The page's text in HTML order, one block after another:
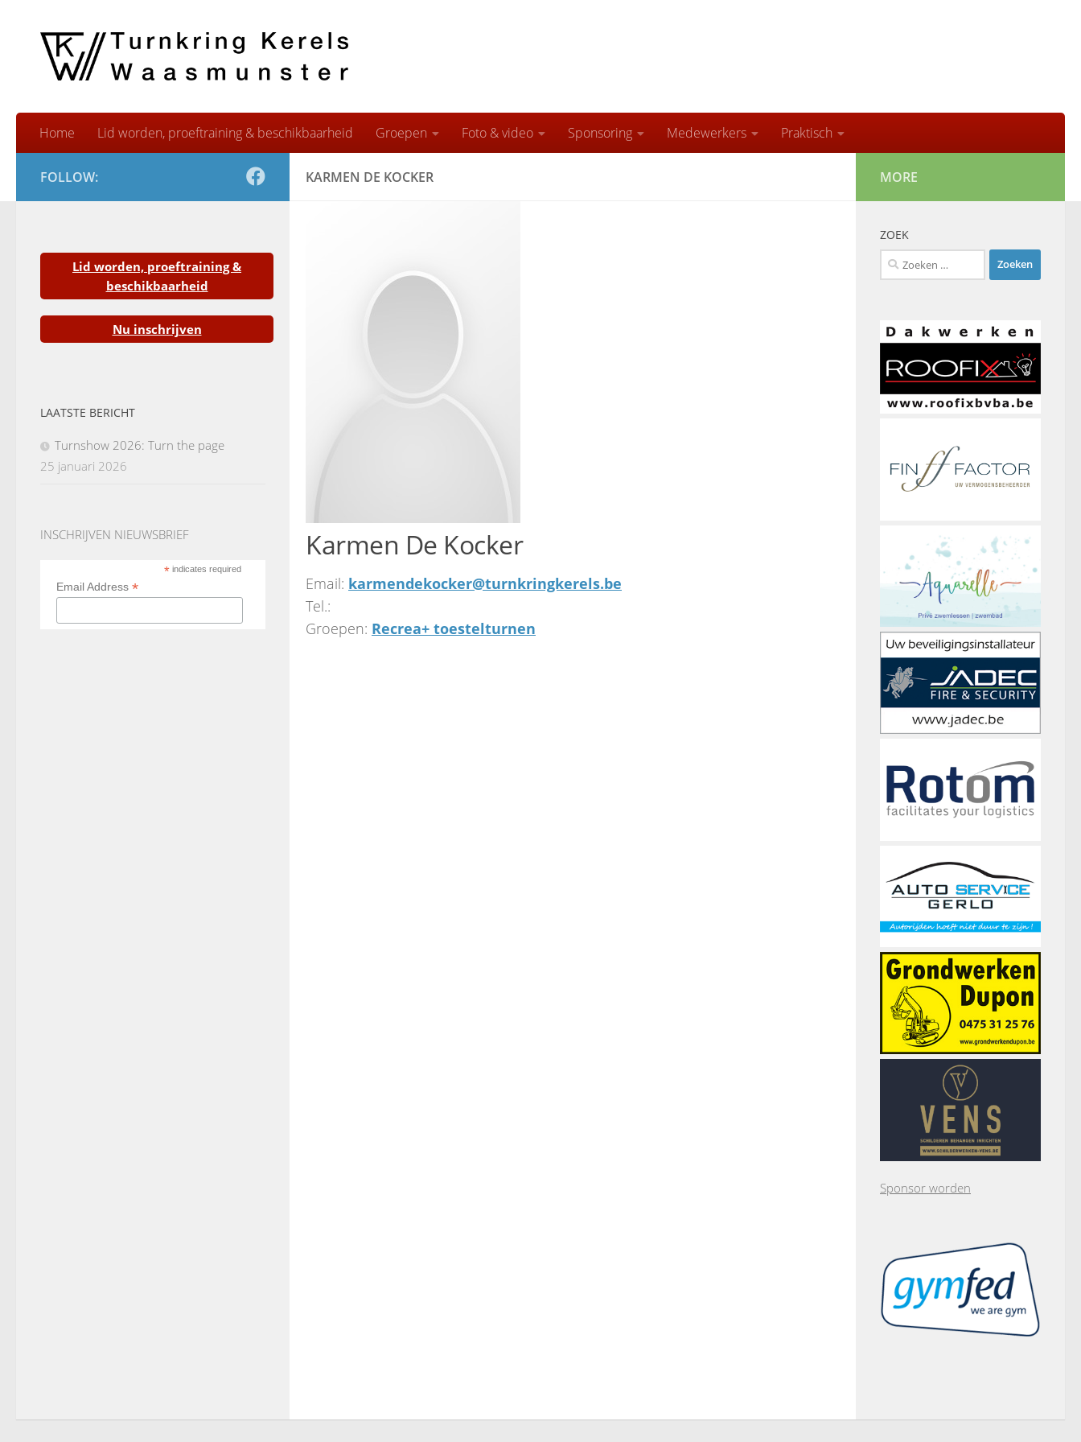
Home Lid worden, proeftraining & beschikbaarheid Groepen Foto & video Sponsoring Medewerkers Praktisch
KARMEN DE KOCKER
Karmen De Kocker
Email: karmendekocker@turnkringkerels.be
Tel.:
Groepen: Recrea+ toestelturnen
FOLLOW:
Lid worden, proeftraining &
beschikbaarheid
Nu inschrijven
LAATSTE BERICHT
Turnshow 2026: Turn the page
25 januari 2026
INSCHRIJVEN NIEUWSBRIEF
* indicates required
Email Address *
MORE
ZOEK
Zoeken
naar:
Sponsor worden